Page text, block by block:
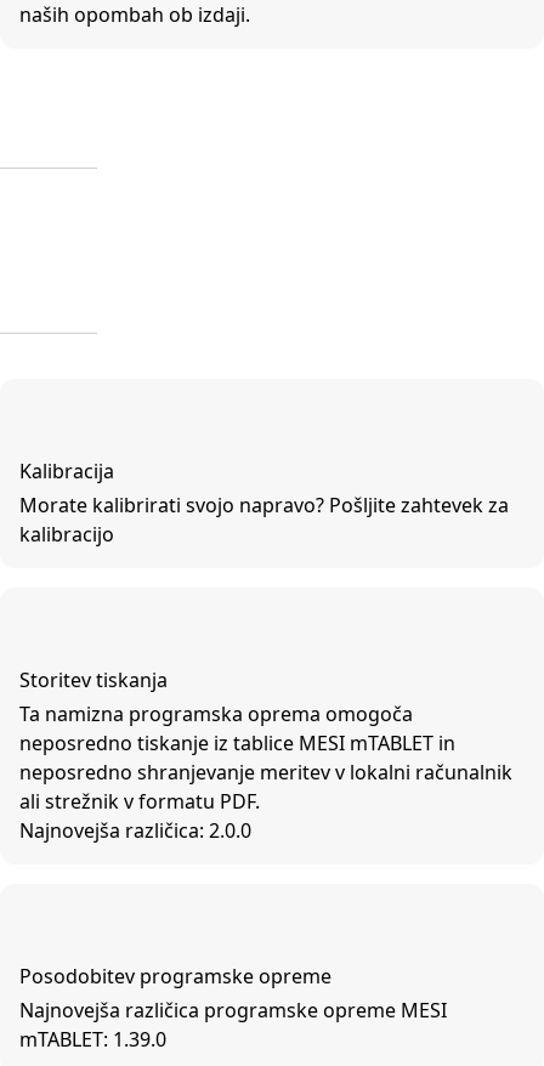
naših opombah ob izdaji.
Kalibracija
Morate kalibrirati svojo napravo? Pošljite zahtevek za
kalibracijo
Storitev tiskanja
Ta namizna programska oprema omogoča
neposredno tiskanje iz tablice MESI mTABLET in
neposredno shranjevanje meritev v lokalni računalnik
ali strežnik v formatu PDF.
Najnovejša različica: 2.0.0
Posodobitev programske opreme
Najnovejša različica programske opreme MESI
mTABLET: 1.39.0